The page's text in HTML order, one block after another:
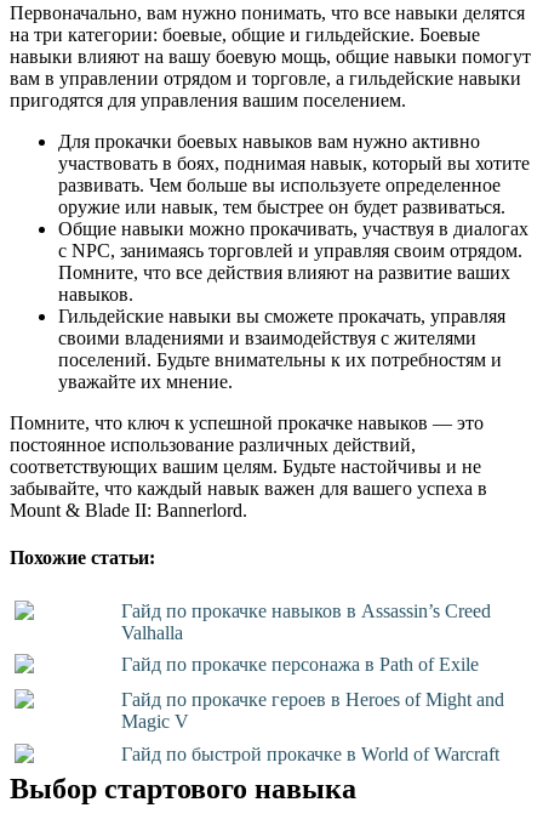
Первоначально, вам нужно понимать, что все навыки делятся
на три категории: боевые, общие и гильдейские. Боевые
навыки влияют на вашу боевую мощь, общие навыки помогут
вам в управлении отрядом и торговле, а гильдейские навыки
пригодятся для управления вашим поселением.
Для прокачки боевых навыков вам нужно активно
участвовать в боях, поднимая навык, который вы хотите
развивать. Чем больше вы используете определенное
оружие или навык, тем быстрее он будет развиваться.
Общие навыки можно прокачивать, участвуя в диалогах
с NPC, занимаясь торговлей и управляя своим отрядом.
Помните, что все действия влияют на развитие ваших
навыков.
Гильдейские навыки вы сможете прокачать, управляя
своими владениями и взаимодействуя с жителями
поселений. Будьте внимательны к их потребностям и
уважайте их мнение.
Помните, что ключ к успешной прокачке навыков — это
постоянное использование различных действий,
соответствующих вашим целям. Будьте настойчивы и не
забывайте, что каждый навык важен для вашего успеха в
Mount & Blade II: Bannerlord.
Похожие статьи:
Гайд по прокачке навыков в Assassin’s Creed
Valhalla
Гайд по прокачке персонажа в Path of Exile
Гайд по прокачке героев в Heroes of Might and
Magic V
Гайд по быстрой прокачке в World of Warcraft
Выбор стартового навыка